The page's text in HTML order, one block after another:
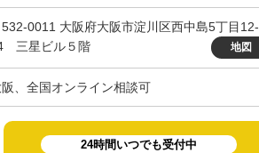
532-0011 大阪府大阪市淀川区西中島5丁目12-
三星ビル５階
地図
阪、全国オンライン相談可
24時間いつでも受付中